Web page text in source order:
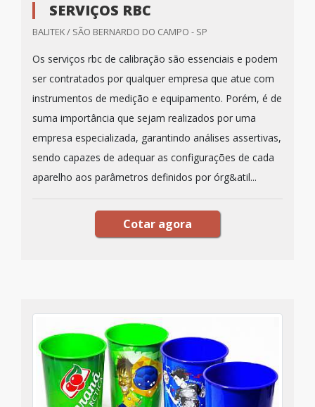
SERVIÇOS RBC
BALITEK / SÃO BERNARDO DO CAMPO - SP
Os serviços rbc de calibração são essenciais e podem
ser contratados por qualquer empresa que atue com
instrumentos de medição e equipamento. Porém, é de
suma importância que sejam realizados por uma
empresa especializada, garantindo análises assertivas,
sendo capazes de adequar as configurações de cada
aparelho aos parâmetros definidos por órg&atil...
Cotar agora